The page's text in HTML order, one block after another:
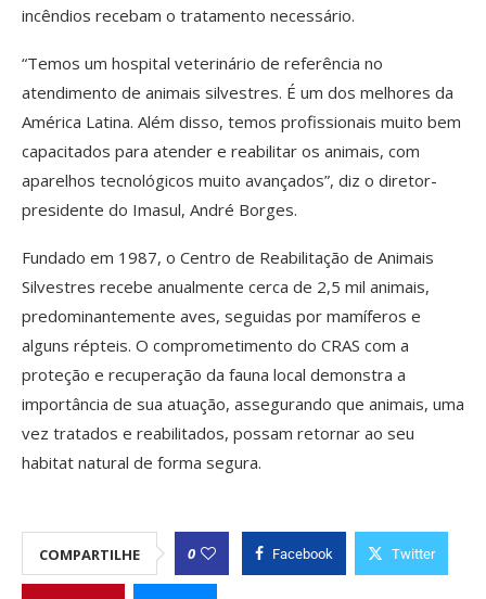
incêndios recebam o tratamento necessário.
“Temos um hospital veterinário de referência no
atendimento de animais silvestres. É um dos melhores da
América Latina. Além disso, temos profissionais muito bem
capacitados para atender e reabilitar os animais, com
aparelhos tecnológicos muito avançados”, diz o diretor-
presidente do Imasul, André Borges.
Fundado em 1987, o Centro de Reabilitação de Animais
Silvestres recebe anualmente cerca de 2,5 mil animais,
predominantemente aves, seguidas por mamíferos e
alguns répteis. O comprometimento do CRAS com a
proteção e recuperação da fauna local demonstra a
importância de sua atuação, assegurando que animais, uma
vez tratados e reabilitados, possam retornar ao seu
habitat natural de forma segura.
COMPARTILHE 0 Facebook Twitter